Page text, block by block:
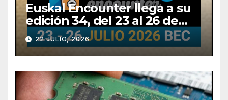
Euskal Encounter llega a su
edición 34, del 23 al 26 de
julio
22 JULIO, 2026